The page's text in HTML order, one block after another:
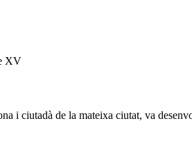
XV
i ciutadà de la mateixa ciutat, va